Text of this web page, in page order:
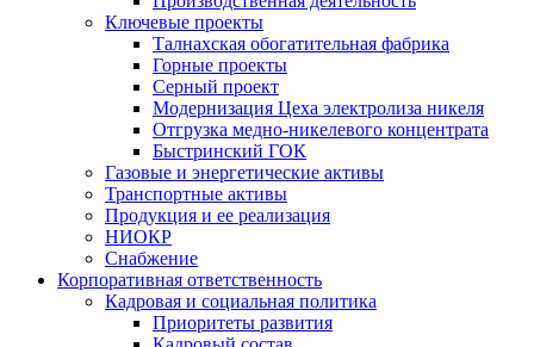
Ключевые проекты
Талнахская обогатительная фабрика
Горные проекты
Серный проект
Модернизация Цеха электролиза никеля
Отгрузка медно-никелевого концентрата
Быстринский ГОК
Газовые и энергетические активы
Транспортные активы
Продукция и ее реализация
НИОКР
Снабжение
Корпоративная ответственность
Кадровая и социальная политика
Приоритеты развития